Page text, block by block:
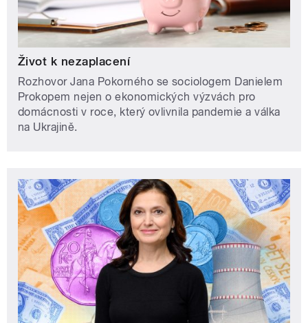
Život k nezaplacení
Rozhovor Jana Pokorného se sociologem Danielem
Prokopem nejen o ekonomických výzvách pro
domácnosti v roce, který ovlivnila pandemie a válka
na Ukrajině.